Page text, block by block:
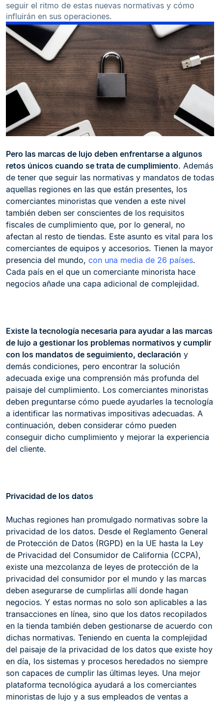
seguir el ritmo de estas nuevas normativas y cómo
influirán en sus operaciones.
Pero las marcas de lujo deben enfrentarse a algunos
retos únicos cuando se trata de cumplimiento. Además
de tener que seguir las normativas y mandatos de todas
aquellas regiones en las que están presentes, los
comerciantes minoristas que venden a este nivel
también deben ser conscientes de los requisitos
fiscales de cumplimiento que, por lo general, no
afectan al resto de tiendas. Este asunto es vital para los
comerciantes de equipos y accesorios. Tienen la mayor
presencia del mundo, con una media de 26 países.
Cada país en el que un comerciante minorista hace
negocios añade una capa adicional de complejidad.
Existe la tecnología necesaria para ayudar a las marcas
de lujo a gestionar los problemas normativos y cumplir
con los mandatos de seguimiento, declaración y
demás condiciones, pero encontrar la solución
adecuada exige una comprensión más profunda del
paisaje del cumplimiento. Los comerciantes minoristas
deben preguntarse cómo puede ayudarles la tecnología
a identificar las normativas impositivas adecuadas. A
continuación, deben considerar cómo pueden
conseguir dicho cumplimiento y mejorar la experiencia
del cliente.
Privacidad de los datos
Muchas regiones han promulgado normativas sobre la
privacidad de los datos. Desde el Reglamento General
de Protección de Datos (RGPD) en la UE hasta la Ley
de Privacidad del Consumidor de California (CCPA),
existe una mezcolanza de leyes de protección de la
privacidad del consumidor por el mundo y las marcas
deben asegurarse de cumplirlas allí donde hagan
negocios. Y estas normas no solo son aplicables a las
transacciones en línea, sino que los datos recopilados
en la tienda también deben gestionarse de acuerdo con
dichas normativas. Teniendo en cuenta la complejidad
del paisaje de la privacidad de los datos que existe hoy
en día, los sistemas y procesos heredados no siempre
son capaces de cumplir las últimas leyes. Una mejor
plataforma tecnológica ayudará a los comerciantes
minoristas de lujo y a sus empleados de ventas a